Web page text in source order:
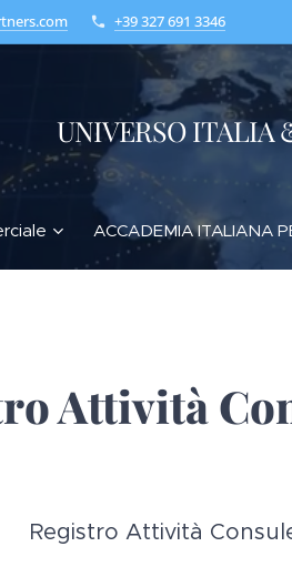
+39 327 691 3346
UNIVERSO ITALIA
ACCADEMIA ITALIANA
Attività
Registro Attività